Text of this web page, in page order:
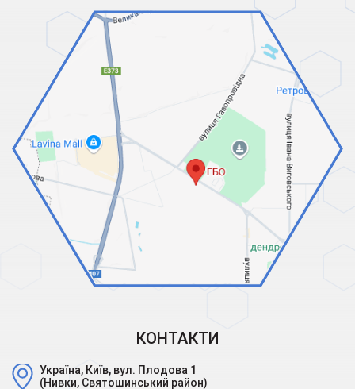
КОНТАКТИ
Україна, Київ, вул. Плодова 1
(Нивки, Святошинський район)